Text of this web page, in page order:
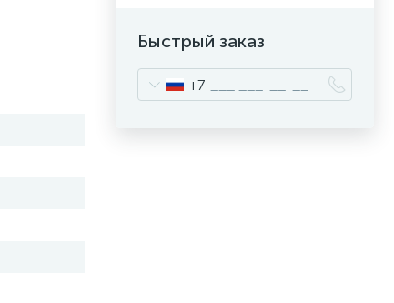
Быстрый заказ
+7